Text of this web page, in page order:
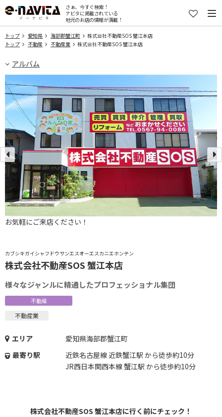
さぁ、今すぐ検索！
ナビタに掲載されている
地元のお店の情報が満載！
トップ 愛知県 海部郡蟹江町
株式会社不動産SOS 蟹江本店
トップ
不動産 不動産業 株式会社不動産SOS 蟹江本店
アルバム
カブシキガイシャフドウサンエスオーエスカニエホンテン
株式会社不動産SOS 蟹江本店
様々なジャンルに精通したプロフェッショナル集団
不動産
不動産業
エリア
愛知県海部郡蟹江町
最寄り駅
近鉄名古屋線 近鉄蟹江駅 から徒歩約10分
JR西日本関西本線 蟹江駅 から徒歩約10分
株式会社不動産SOS 蟹江本店に行く前にチェック！
お気軽にご来店ください！